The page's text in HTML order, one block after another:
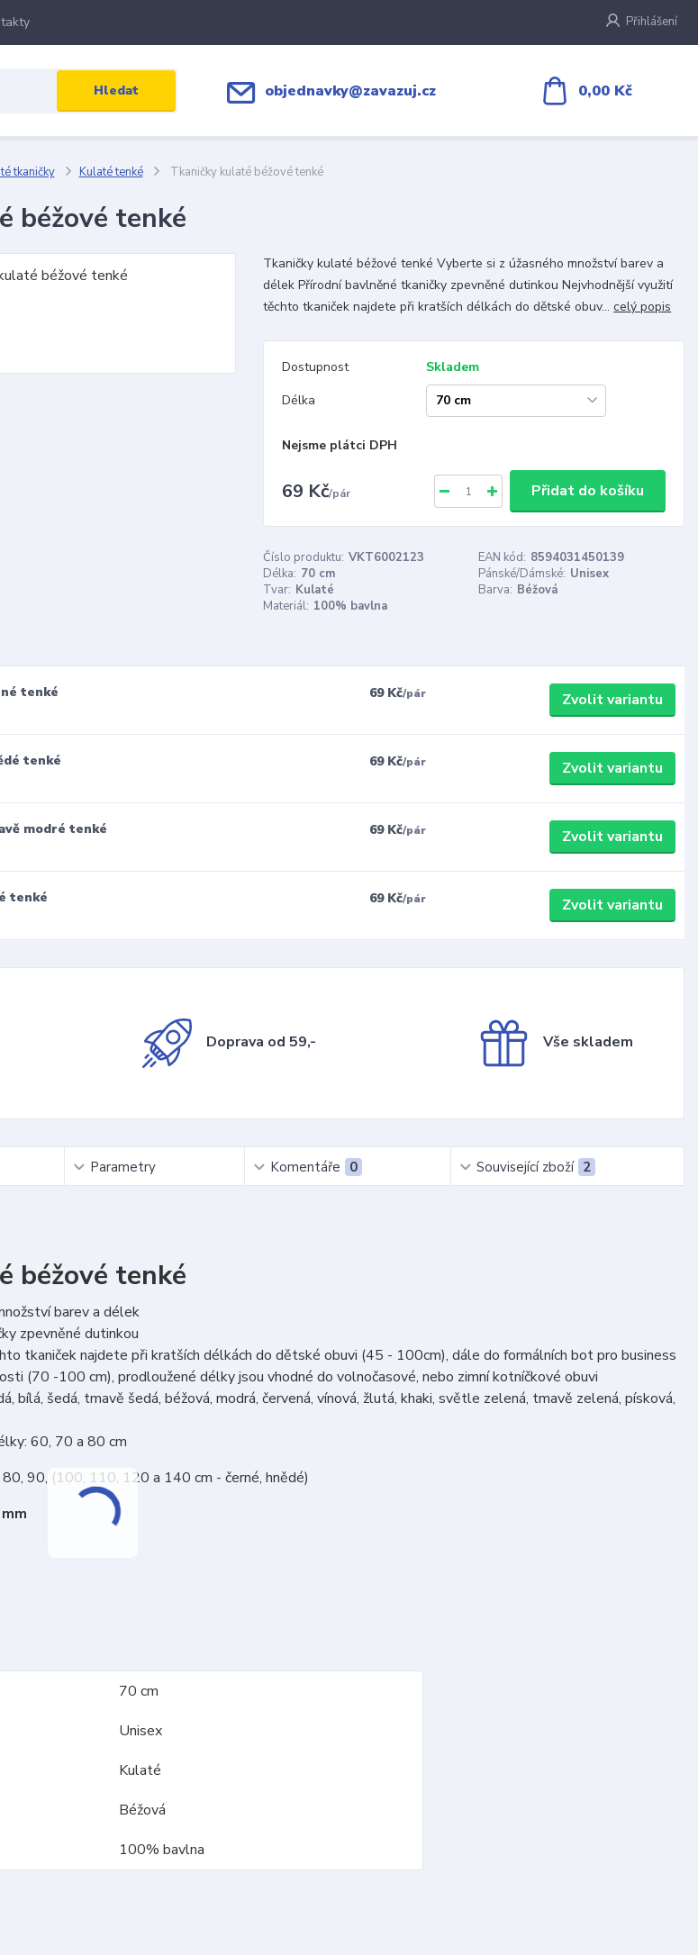
Přihlášení
Hledat objednavky@zavazuj.cz 0,00 Kč
tkaničky Kulaté tenké Tkaničky kulaté béžové tenké
béžové tenké
Tkaničky kulaté béžové tenké Vyberte si z úžasného množství barev a
délek Přírodní bavlněné tkaničky zpevněné dutinkou Nejvhodnější využití
těchto tkaniček najdete při kratších délkách do dětské obuv...celý popis
Dostupnost
Skladem
Délka
Nejsme plátci DPH
69 Kč/pár Přidat do košíku
Číslo produktu: VKT6002123 EAN kód: 8594031450139
Délka: 70 cm Pánské/Dámské: Unisex
Tvar: Kulaté Barva: Béžová
Materiál: 100% bavlna
tenké 69 Kč/pár Zvolit variantu
tenké 69 Kč/pár Zvolit variantu
modré tenké 69 Kč/pár Zvolit variantu
tenké 69 Kč/pár Zvolit variantu
Doprava od 59,- Vše skladem
Parametry Komentáře 0 Související zboží 2
béžové tenké
barev a délek
zpevněné dutinkou
tkaniček najdete při kratších délkách do dětské obuvi (45 - 100cm), dále do formálních bot pro business
(70 -100 cm), prodloužené délky jsou vhodné do volnočasové, nebo zimní kotníčkové obuvi
bílá, šedá, tmavě šedá, béžová, modrá, červená, vínová, žlutá, khaki, světle zelená, tmavě zelená, písková,
60, 70 a 80 cm
90, (100, 110, 120 a 140 cm - černé, hnědé)
70 cm
Unisex
Kulaté
Béžová
100% bavlna